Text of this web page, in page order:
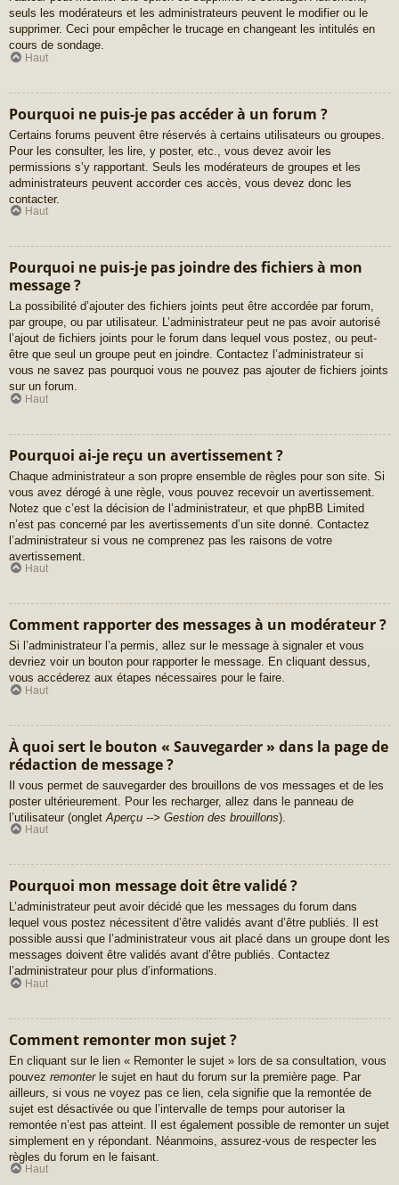
seuls les modérateurs et les administrateurs peuvent le modifier ou le
supprimer. Ceci pour empêcher le trucage en changeant les intitulés en
cours de sondage.
Haut
Pourquoi ne puis-je pas accéder à un forum ?
Certains forums peuvent être réservés à certains utilisateurs ou groupes.
Pour les consulter, les lire, y poster, etc., vous devez avoir les
permissions s’y rapportant. Seuls les modérateurs de groupes et les
administrateurs peuvent accorder ces accès, vous devez donc les
contacter.
Haut
Pourquoi ne puis-je pas joindre des fichiers à mon
message ?
La possibilité d’ajouter des fichiers joints peut être accordée par forum,
par groupe, ou par utilisateur. L’administrateur peut ne pas avoir autorisé
l’ajout de fichiers joints pour le forum dans lequel vous postez, ou peut-
être que seul un groupe peut en joindre. Contactez l’administrateur si
vous ne savez pas pourquoi vous ne pouvez pas ajouter de fichiers joints
sur un forum.
Haut
Pourquoi ai-je reçu un avertissement ?
Chaque administrateur a son propre ensemble de règles pour son site. Si
vous avez dérogé à une règle, vous pouvez recevoir un avertissement.
Notez que c’est la décision de l’administrateur, et que phpBB Limited
n’est pas concerné par les avertissements d’un site donné. Contactez
l’administrateur si vous ne comprenez pas les raisons de votre
avertissement.
Haut
Comment rapporter des messages à un modérateur ?
Si l’administrateur l’a permis, allez sur le message à signaler et vous
devriez voir un bouton pour rapporter le message. En cliquant dessus,
vous accéderez aux étapes nécessaires pour le faire.
Haut
À quoi sert le bouton « Sauvegarder » dans la page de
rédaction de message ?
Il vous permet de sauvegarder des brouillons de vos messages et de les
poster ultérieurement. Pour les recharger, allez dans le panneau de
l’utilisateur (onglet Aperçu --> Gestion des brouillons).
Haut
Pourquoi mon message doit être validé ?
L’administrateur peut avoir décidé que les messages du forum dans
lequel vous postez nécessitent d’être validés avant d’être publiés. Il est
possible aussi que l’administrateur vous ait placé dans un groupe dont les
messages doivent être validés avant d’être publiés. Contactez
l’administrateur pour plus d’informations.
Haut
Comment remonter mon sujet ?
En cliquant sur le lien « Remonter le sujet » lors de sa consultation, vous
pouvez remonterle sujet en haut du forum sur la première page. Par
ailleurs, si vous ne voyez pas ce lien, cela signifie que la remontée de
sujet est désactivée ou que l’intervalle de temps pour autoriser la
remontée n’est pas atteint. Il est également possible de remonter un sujet
simplement en y répondant. Néanmoins, assurez-vous de respecter les
règles du forum en le faisant.
Haut